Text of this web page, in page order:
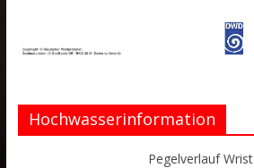
Hochwasserinformation
Pegelverlauf Wrist